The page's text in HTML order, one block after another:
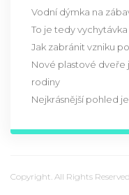
Vodní dýmka na
To je tedy vychytávka
Jak zabránit vzniku
Nové plastové
rodiny
Nejkrásnější pohled
Copyright. All Rights